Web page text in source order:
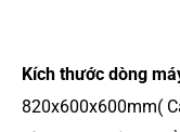
Kích thước dòng
820x600x600mm(